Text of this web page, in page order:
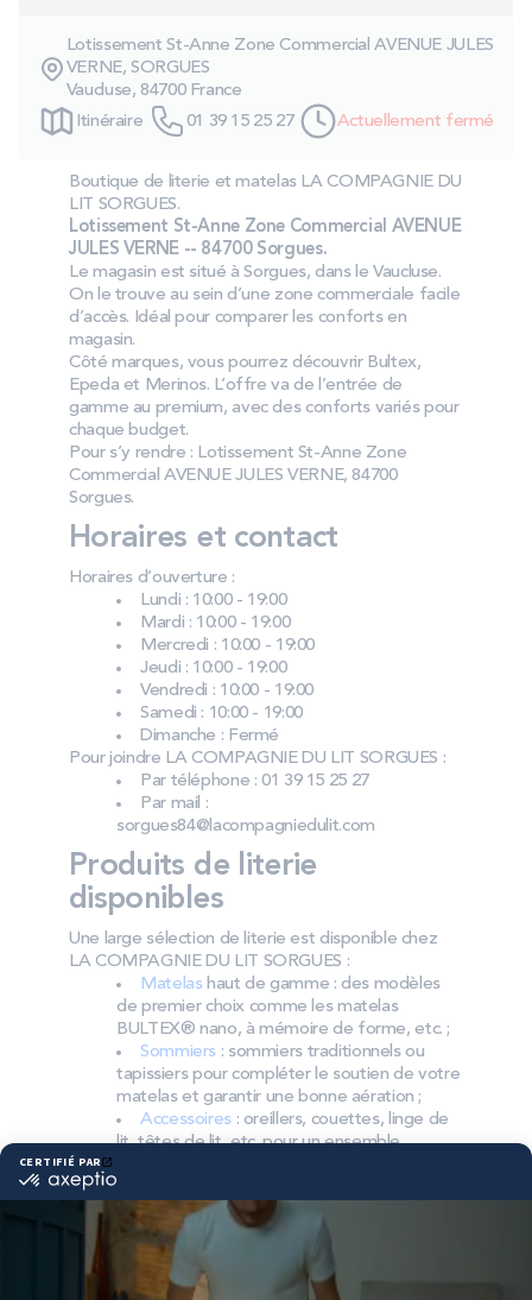
Technologie bultex
Nos engagements
Storelocator
ContactMon compte
Lotissement St-Anne Zone Commercial AVENUE JULES
VERNE, SORGUES
Vaucluse, 84700 France
Itinéraire
01 39 15 25 27 Actuellement fermé
Boutique de literie et matelas LA COMPAGNIE DU
LIT SORGUES.
Lotissement St-Anne Zone Commercial AVENUE
JULES VERNE -- 84700 Sorgues.
Le magasin est situé à Sorgues, dans le Vaucluse.
On le trouve au sein d’une zone commerciale facile
d’accès. Idéal pour comparer les conforts en
magasin.
Côté marques, vous pourrez découvrir Bultex,
Epeda et Merinos. L’offre va de l’entrée de
gamme au premium, avec des conforts variés pour
chaque budget.
Pour s’y rendre : Lotissement St-Anne Zone
Commercial AVENUE JULES VERNE, 84700
Sorgues.
Horaires et contact
Horaires d’ouverture :
Lundi : 10:00 - 19:00
Mardi : 10:00 - 19:00
Mercredi : 10:00 - 19:00
Jeudi : 10:00 - 19:00
Vendredi : 10:00 - 19:00
Samedi : 10:00 - 19:00
Dimanche : Fermé
Pour joindre LA COMPAGNIE DU LIT SORGUES :
Par téléphone : 01 39 15 25 27
Par mail :
sorgues84@lacompagniedulit.com
Produits de literie
disponibles
Une large sélection de literie est disponible chez
LA COMPAGNIE DU LIT SORGUES :
Matelashaut de gamme : des modèles
de premier choix comme les matelas
BULTEX® nano, à mémoire de forme, etc. ;
Sommiers : sommiers traditionnels ou
tapissiers pour compléter le soutien de votre
matelas et garantir une bonne aération ;
Accessoires: oreillers, couettes, linge de
lit, têtes de lit, etc. pour un ensemble
Pourquoi choisir Bultex
comme literie ?
Bultex est l’une des marques de literie les plus